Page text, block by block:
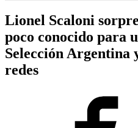
Lionel Scaloni
poco conocido para
Selección Argentina
redes